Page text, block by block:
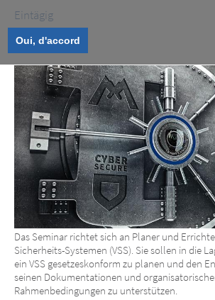
Oui, d'accord
Eintägig
Das Seminar richtet sich an Planer und
Sicherheits-Systemen (VSS). Sie sollen in die
ein VSS gesetzeskonform zu planen und den
seinen Dokumentationen und
Rahmenbedingungen zu unterstützen.